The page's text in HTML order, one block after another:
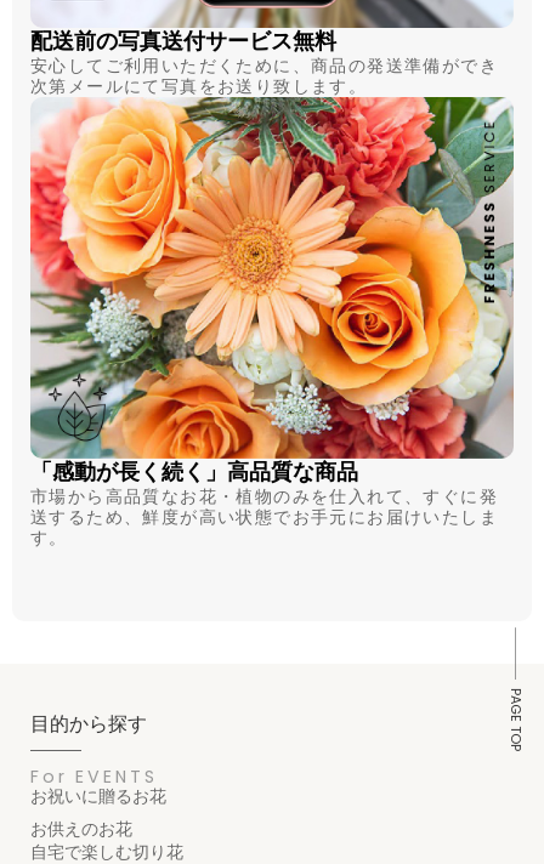
配送前の写真送付サービス無料
安心してご利用いただくために、商品の発送準備ができ
次第メールにて写真をお送り致します。
「感動が長く続く」高品質な商品
市場から高品質なお花・植物のみを仕入れて、すぐに発
送するため、鮮度が高い状態でお手元にお届けいたしま
す。
PAGE TOP
目的から探す
For EVENTS
お祝いに贈るお花
お供えのお花
自宅で楽しむ切り花